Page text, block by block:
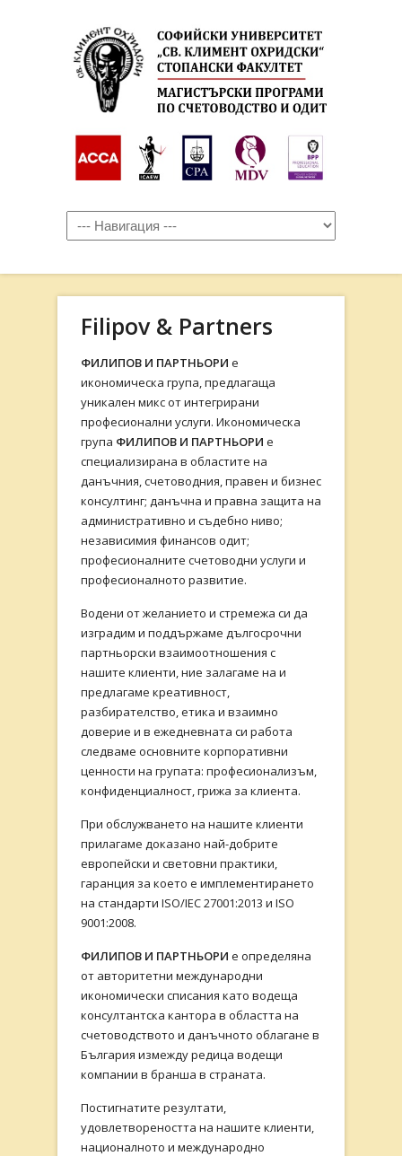
Filipov & Partners
ФИЛИПОВ И ПАРТНЬОРИ e
икономическа група, предлагаща
уникален микс от интегрирани
професионални услуги. Икономическа
група ФИЛИПОВ И ПАРТНЬОРИ е
специализирана в областите на
данъчния, счетоводния, правен и бизнес
консултинг; данъчна и правна защита на
административно и съдебно ниво;
независимия финансов одит;
професионалните счетоводни услуги и
професионалното развитие.
Водени от желанието и стремежа си да
изградим и поддържаме дългосрочни
партньорски взаимоотношения с
нашите клиенти, ние залагаме на и
предлагаме креативност,
разбирателство, етика и взаимно
доверие и в ежедневната си работа
следваме основните корпоративни
ценности на групата: професионализъм,
конфиденциалност, грижа за клиента.
При обслужването на нашите клиенти
прилагаме доказано най-добрите
европейски и световни практики,
гаранция за което е имплементирането
на стандарти ISO/IEC 27001:2013 и ISO
9001:2008.
ФИЛИПОВ И ПАРТНЬОРИ е определяна
от авторитетни международни
икономически списания като водеща
консултантска кантора в областта на
счетоводството и данъчното облагане в
България измежду редица водещи
компании в бранша в страната.
Постигнатите резултати,
удовлетвореността на нашите клиенти,
националното и международно